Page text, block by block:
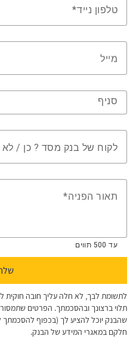
טלפון נייד
מייל
סניף
לקוח של בנק מסד ? כן / לא
תאור הפניה
עד 500 תווים
לתשומת לבך, לא חלה עליך חובה חוקית
תלוי ברצונך ובהסכמתך. ​הפרטים
שהבנק יוכל להציע לך (בכפוף להסכמתך
חלקם במאגרי המידע של הבנק.